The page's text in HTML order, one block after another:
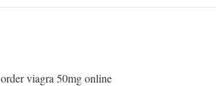
order viagra 50mg online